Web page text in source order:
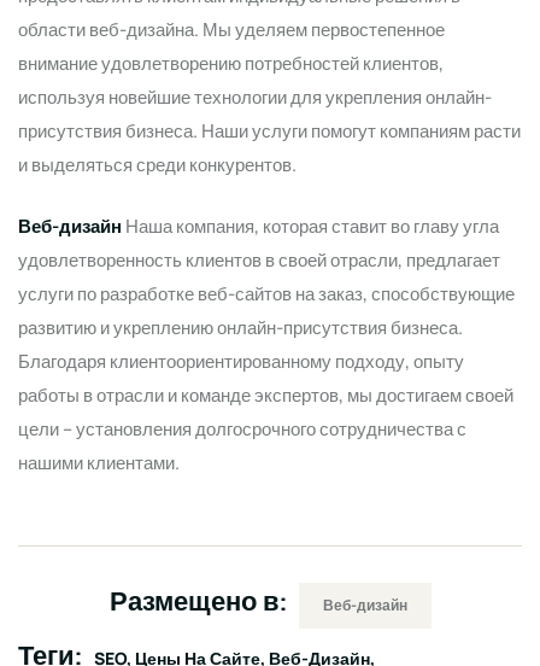
области веб-дизайна. Мы уделяем первостепенное
внимание удовлетворению потребностей клиентов,
используя новейшие технологии для укрепления онлайн-
присутствия бизнеса. Наши услуги помогут компаниям расти
и выделяться среди конкурентов.
Веб-дизайн Наша компания, которая ставит во главу угла
удовлетворенность клиентов в своей отрасли, предлагает
услуги по разработке веб-сайтов на заказ, способствующие
развитию и укреплению онлайн-присутствия бизнеса.
Благодаря клиентоориентированному подходу, опыту
работы в отрасли и команде экспертов, мы достигаем своей
цели – установления долгосрочного сотрудничества с
нашими клиентами.
Размещено в: Веб-дизайн
Теги: SEO Цены На Сайте Веб-Дизайн